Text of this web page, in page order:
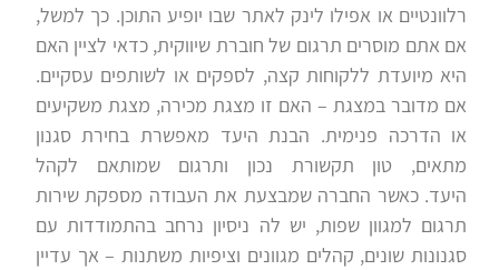
רלוונטיים או אפילו לינק לאתר שבו יופיע התוכן. כך למשל,
אם אתם מוסרים תרגום של חוברת שיווקית, כדאי לציין האם
היא מיועדת ללקוחות קצה, לספקים או לשותפים עסקיים.
אם מדובר במצגת – האם זו מצגת מכירה, מצגת משקיעים
או הדרכה פנימית. הבנת היעד מאפשרת בחירת סגנון
מתאים, טון תקשורת נכון ותרגום שמותאם לקהל
היעד. כאשר החברה שמבצעת את העבודה מספקת שירות
תרגום למגוון שפות, יש לה ניסיון נרחב בהתמודדות עם
סגנונות שונים, קהלים מגוונים וציפיות משתנות – אך עדיין